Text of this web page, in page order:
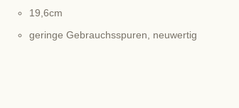
19,6cm
geringe Gebrauchsspuren, neuwertig